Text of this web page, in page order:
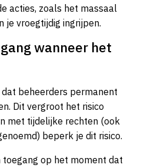
acties, zoals het massaal
je vroegtijdig ingrijpen.
wanneer het
beheerders permanent
Dit vergroot het risico
met tijdelijke rechten (ook
beperk je dit risico.
op het moment dat